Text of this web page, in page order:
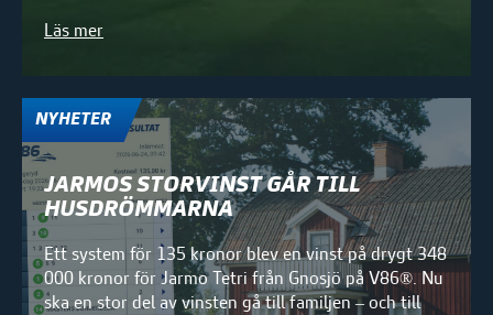
Läs mer
NYHETER
JARMOS STORVINST GÅR TILL
HUSDRÖMMARNA
Ett system för 135 kronor blev en vinst på drygt 348
000 kronor för Jarmo Tetri från Gnosjö på V86®. Nu
ska en stor del av vinsten gå till familjen – och till